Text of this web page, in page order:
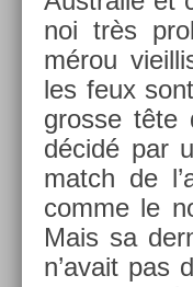
noi très
mérou
les feux
gros­se tête
décidé par
match de
comme le
Mais sa
n’avait pas